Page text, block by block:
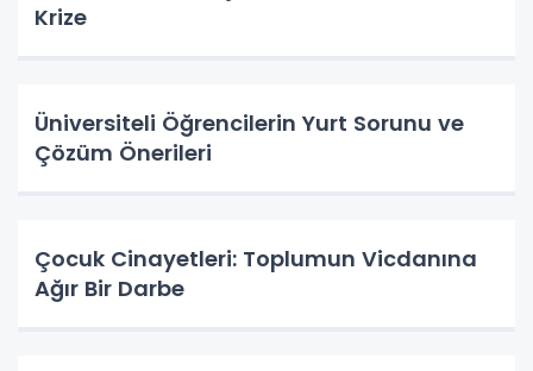
Krize
Üniversiteli Öğrencilerin Yurt Sorunu ve
Çözüm Önerileri
Çocuk Cinayetleri: Toplumun Vicdanına
Ağır Bir Darbe